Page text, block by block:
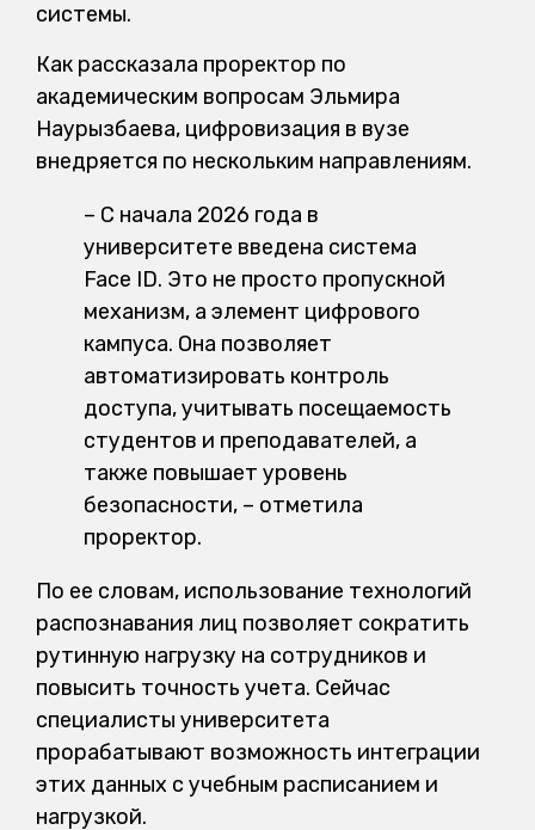
системы.
Как рассказала проректор по
академическим вопросам Эльмира
Наурызбаева, цифровизация в вузе
внедряется по нескольким направлениям.
– С начала 2026 года в
университете введена система
Face ID. Это не просто пропускной
механизм, а элемент цифрового
кампуса. Она позволяет
автоматизировать контроль
доступа, учитывать посещаемость
студентов и преподавателей, а
также повышает уровень
безопасности, – отметила
проректор.
По ее словам, использование технологий
распознавания лиц позволяет сократить
рутинную нагрузку на сотрудников и
повысить точность учета. Сейчас
специалисты университета
прорабатывают возможность интеграции
этих данных с учебным расписанием и
нагрузкой.